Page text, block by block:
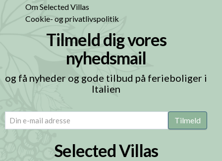
Om Selected Villas
Cookie- og privatlivspolitik
Tilmeld dig vores
nyhedsmail
og få nyheder og gode tilbud på ferieboliger i
Italien
email (Påkrævet) Tilmeld
Selected Villas